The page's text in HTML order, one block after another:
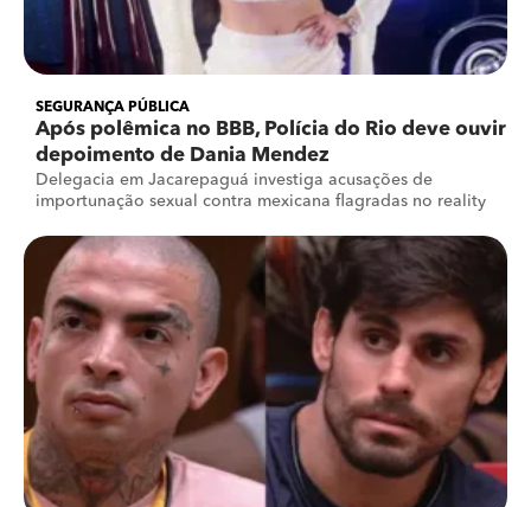
SEGURANÇA PÚBLICA
Após polêmica no BBB, Polícia do Rio deve ouvir
depoimento de Dania Mendez
Delegacia em Jacarepaguá investiga acusações de
importunação sexual contra mexicana flagradas no reality